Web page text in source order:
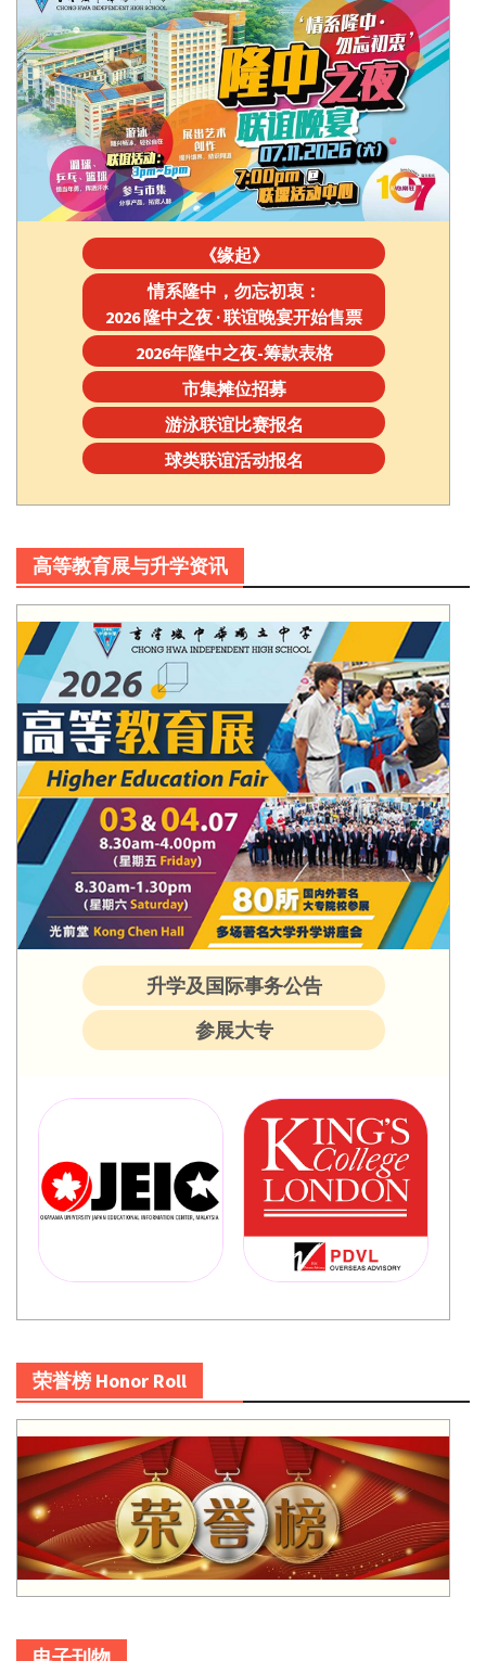
《缘起》
情系隆中，勿忘初衷：
2026 隆中之夜 · 联谊晚宴开始售票
2026年隆中之夜-筹款表格
市集摊位招募
游泳联谊比赛报名
球类联谊活动报名
高等教育展与升学资讯
升学及国际事务公告
参展大专
荣誉榜 Honor Roll